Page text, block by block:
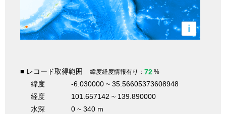
i
■ レコード取得範囲 緯度経度情報有り： 72 %
緯度
-6.030000 ~ 35.56605373608948
経度
101.657142 ~ 139.890000
水深
0 ~ 340 m